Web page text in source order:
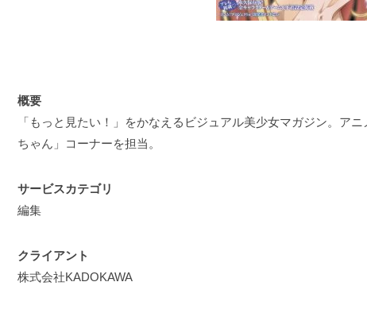
概要
「もっと見たい！」をかなえるビジュアル美少女マガジン。ア
ちゃん」コーナーを担当。
サービスカテゴリ
編集
クライアント
株式会社KADOKAWA